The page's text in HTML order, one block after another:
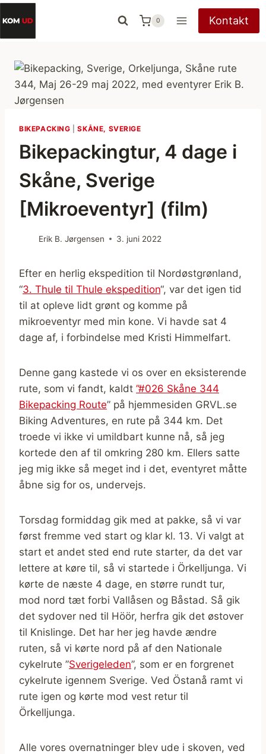
Fortsæt
til
indhold
0 Kontakt
BIKEPACKING |SKÅNE, SVERIGE
Bikepackingtur, 4 dage i
Skåne, Sverige
[Mikroeventyr] (film)
Erik B. Jørgensen 3. juni 2022
Efter en herlig ekspedition til Nordøstgrønland,
“3. Thule til Thule ekspedition“, var det igen tid
til at opleve lidt grønt og komme på
mikroeventyr med min kone. Vi havde sat 4
dage af, i forbindelse med Kristi Himmelfart.
Denne gang kastede vi os over en eksisterende
rute, som vi fandt, kaldt ”#026 Skåne 344
Bikepacking Route” på hjemmesiden GRVL.se
Biking Adventures, en rute på 344 km. Det
troede vi ikke vi umildbart kunne nå, så jeg
kortede den af til omkring 280 km. Ellers satte
jeg mig ikke så meget ind i det, eventyret måtte
åbne sig for os, undervejs.
Torsdag formiddag gik med at pakke, så vi var
først fremme ved start og klar kl. 13. Vi valgt at
start et andet sted end rute starter, da det var
lettere at køre til, så vi startede i Örkelljunga. Vi
kørte de næste 4 dage, en større rundt tur,
mod nord tæt forbi Vallåsen og Båstad. Så gik
det sydover ned til Höör, herfra gik det østover
til Knislinge. Det har her jeg havde ændre
ruten, så vi kørte nord på af den Nationale
cykelrute ”Sverigeleden”, som er en forgrenet
cykelrute igennem Sverige. Ved Östanå ramt vi
rute igen og kørte mod vest retur til
Örkelljunga.
Alle vores overnatninger blev ude i skoven, ved